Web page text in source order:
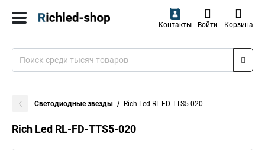
Контакты Войти Корзина
Светодиодные звезды Rich Led RL-FD-TTS5-020
Rich Led RL-FD-TTS5-020